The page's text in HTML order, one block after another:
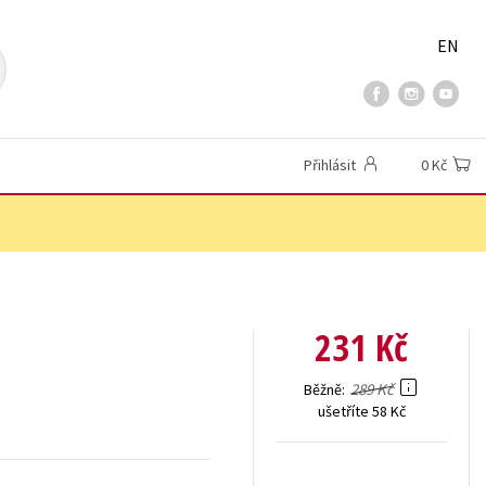
EN
Přihlásit 0 Kč
231 Kč
Běžně 289 Kč
ušetříte 58 Kč